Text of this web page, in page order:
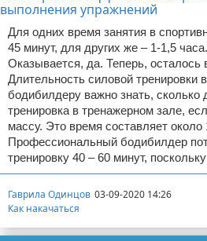
Для одних время занятия в
45 минут, для других же – 1-1,5
Оказывается, да. Теперь, осталось
Длительность силовой
бодибилдеру важно знать, сколько
тренировка в тренажерном зале,
массу. Это время составляет около
Профессиональный бодибилдер
тренировку 40 – 60 минут,
Гаврила Одинцов 03-09-2020 14:26
Как накачаться